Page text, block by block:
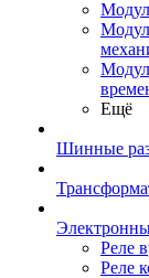
Ещё
Шинные
Реле
Реле